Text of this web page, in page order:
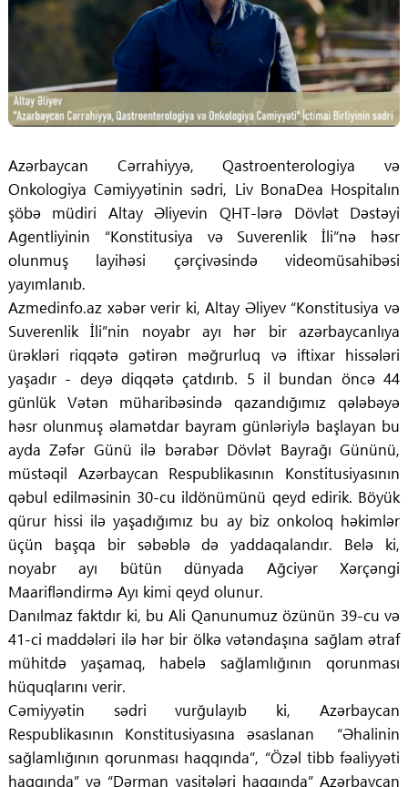
Azərbaycan Cərrahiyyə, Qastroenterologiya və
Onkologiya Cəmiyyətinin sədri, Liv BonaDea Hospitalın
şöbə müdiri Altay Əliyevin QHT-lərə Dövlət Dəstəyi
Agentliyinin “Konstitusiya və Suverenlik İli”nə həsr
olunmuş layihəsi çərçivəsində videomüsahibəsi
yayımlanıb.
Azmedinfo.az xəbər verir ki, Altay Əliyev “Konstitusiya və
Suverenlik İli”nin noyabr ayı hər bir azərbaycanlıya
ürəkləri riqqətə gətirən məğrurluq və iftixar hissələri
yaşadır - deyə diqqətə çatdırıb. 5 il bundan öncə 44
günlük Vətən müharibəsində qazandığımız qələbəyə
həsr olunmuş əlamətdar bayram günləriylə başlayan bu
ayda Zəfər Günü ilə bərabər Dövlət Bayrağı Gününü,
müstəqil Azərbaycan Respublikasının Konstitusiyasının
qəbul edilməsinin 30-cu ildönümünü qeyd edirik. Böyük
qürur hissi ilə yaşadığımız bu ay biz onkoloq həkimlər
üçün başqa bir səbəblə də yaddaqalandır. Belə ki,
noyabr ayı bütün dünyada Ağciyər Xərçəngi
Maarifləndirmə Ayı kimi qeyd olunur.
Danılmaz faktdır ki, bu Ali Qanunumuz özünün 39-cu və
41-ci maddələri ilə hər bir ölkə vətəndaşına sağlam ətraf
mühitdə yaşamaq, habelə sağlamlığının qorunması
hüquqlarını verir.
Cəmiyyətin sədri vurğulayıb ki, Azərbaycan
Respublikasının Konstitusiyasına əsaslanan “Əhalinin
sağlamlığının qorunması haqqında”, “Özəl tibb fəaliyyəti
haqqında” və “Dərman vasitələri haqqında” Azərbaycan